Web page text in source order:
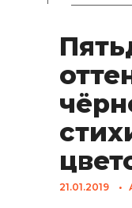
21.01.2019 •